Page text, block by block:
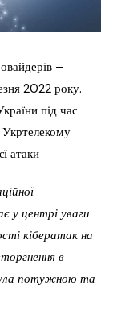
–
2022 року.
під час
Укртелекому
атаки
у центрі уваги
кібератак на
в
потужною та